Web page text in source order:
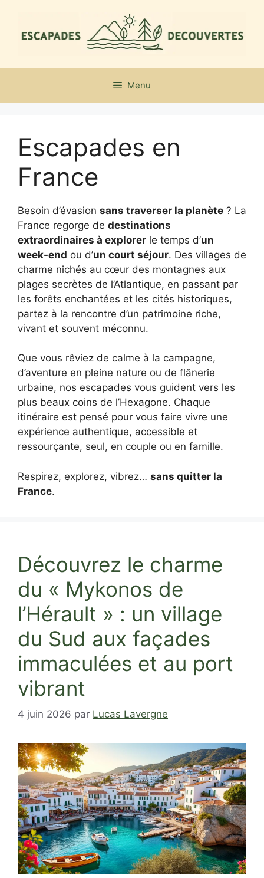
contenu
Menu
Escapades en
France
Besoin d’évasion sans traverser la planète ? La
France regorge de destinations
extraordinaires à explorer le temps d’un
week-end ou d’un court séjour. Des villages de
charme nichés au cœur des montagnes aux
plages secrètes de l’Atlantique, en passant par
les forêts enchantées et les cités historiques,
partez à la rencontre d’un patrimoine riche,
vivant et souvent méconnu.
Que vous rêviez de calme à la campagne,
d’aventure en pleine nature ou de flânerie
urbaine, nos escapades vous guident vers les
plus beaux coins de l’Hexagone. Chaque
itinéraire est pensé pour vous faire vivre une
expérience authentique, accessible et
ressourçante, seul, en couple ou en famille.
Respirez, explorez, vibrez… sans quitter la
France.
Découvrez le charme
du « Mykonos de
l’Hérault » : un village
du Sud aux façades
immaculées et au port
vibrant
4 juin 2026 par Lucas Lavergne